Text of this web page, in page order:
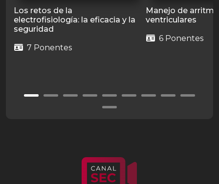
Los retos de la
electrofisiología: la eficacia y la
seguridad
7 Ponentes
Manejo de
ventriculares
6 Ponentes